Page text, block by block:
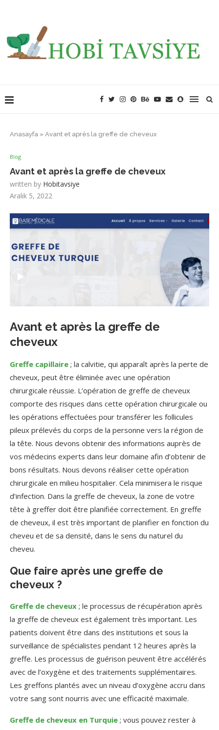
Anasayfa » Avant et après la greffe de cheveux
Blog
Avant et après la greffe de cheveux
written by Hobitavsiye
Aralık 5, 2022
Avant et après la greffe de
cheveux
Greffe capillaire ; la calvitie, qui apparaît après la perte de
cheveux, peut être éliminée avec une opération
chirurgicale réussie. L’opération de greffe de cheveux
comporte des risques dans cette opération chirurgicale ou
les opérations effectuées pour transférer les follicules
pileux prélevés du corps de la personne vers la région de
la tête. Nous devons obtenir des informations auprès de
vos médecins experts dans leur domaine afin d’obtenir de
bons résultats. Nous devons réaliser cette opération
chirurgicale en milieu hospitalier. Cela minimisera le risque
d’infection. Dans la greffe de cheveux, la zone de votre
tête à greffer doit être planifiée correctement. En greffe
de cheveux, il est très important de planifier en fonction du
cheveu et de sa densité, dans le sens du naturel du
cheveu.
Que faire après une greffe de
cheveux ?
Greffe de cheveux ; le processus de récupération après
la greffe de cheveux est également très important. Les
patients doivent être dans des institutions et sous la
surveillance de spécialistes pendant 12 heures après la
greffe. Les processus de guérison peuvent être accélérés
avec de l’oxygène et des traitements supplémentaires.
Les greffons plantés avec un niveau d’oxygène accru dans
votre sang sont nourris avec une efficacité maximale.
Greffe de cheveux en Turquie ; vous pouvez rester à